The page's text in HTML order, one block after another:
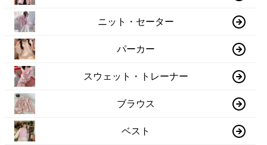
ニット・セーター
パーカー
スウェット・トレーナー
ブラウス
ベスト